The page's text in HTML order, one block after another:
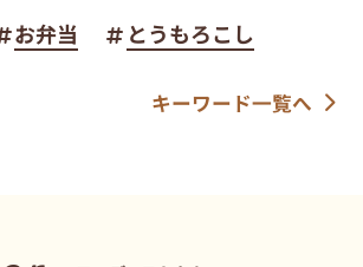
お弁当 とうもろこし
キーワード一覧へ